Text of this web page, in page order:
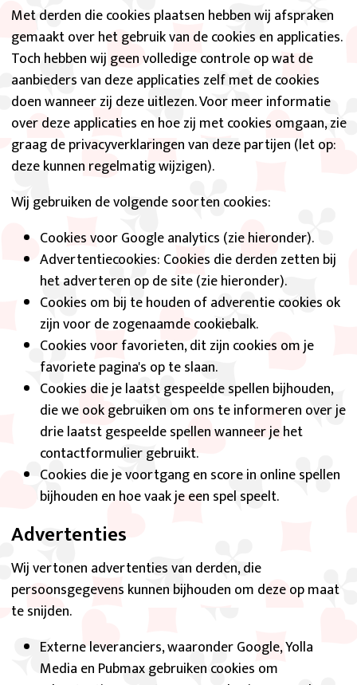
Met derden die cookies plaatsen hebben wij afspraken
gemaakt over het gebruik van de cookies en applicaties.
Toch hebben wij geen volledige controle op wat de
aanbieders van deze applicaties zelf met de cookies
doen wanneer zij deze uitlezen. Voor meer informatie
over deze applicaties en hoe zij met cookies omgaan, zie
graag de privacyverklaringen van deze partijen (let op:
deze kunnen regelmatig wijzigen).
Wij gebruiken de volgende soorten cookies:
Cookies voor Google analytics (zie hieronder).
Advertentiecookies: Cookies die derden zetten bij
het adverteren op de site (zie hieronder).
Cookies om bij te houden of adverentie cookies ok
zijn voor de zogenaamde cookiebalk.
Cookies voor favorieten, dit zijn cookies om je
favoriete pagina's op te slaan.
Cookies die je laatst gespeelde spellen bijhouden,
die we ook gebruiken om ons te informeren over je
drie laatst gespeelde spellen wanneer je het
contactformulier gebruikt.
Cookies die je voortgang en score in online spellen
bijhouden en hoe vaak je een spel speelt.
Advertenties
Wij vertonen advertenties van derden, die
persoonsgegevens kunnen bijhouden om deze op maat
te snijden.
Externe leveranciers, waaronder Google, Yolla
Media en Pubmax gebruiken cookies om